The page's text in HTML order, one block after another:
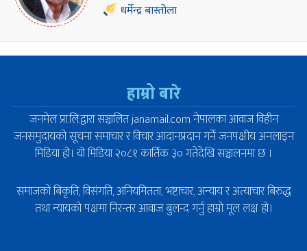
धर्मेन्द्र बास्तोला
हाम्रो बारे
जनमेल प्रा.लि.द्वारा सञ्चालित janamail.com नेपालका आवाज विहीन
जनसमुदायको सूचना समाचार र विचार आदानप्रदान गर्ने जनपक्षीय अनलाइन
मिडिया हो। यो मिडिया २०८१ कार्तिक ३० गतेदेखि सञ्चालनमा छ ।
समाजको बिकृति, विसंगति, अनियमितता, भष्टाचार, अन्याय र अत्याचार बिरुद्ध
तथा न्यायको पक्षमा निरन्तर आवाज बुलन्द गर्नु हाम्रो मूल लक्ष हो।